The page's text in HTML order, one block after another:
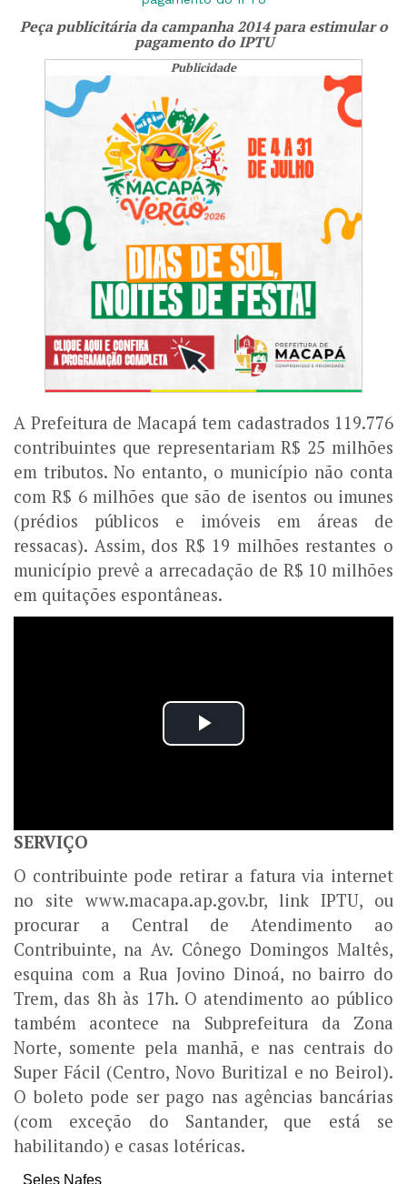
Peça publicitária da campanha 2014 para estimular o
pagamento do IPTU
Publicidade
A Prefeitura de Macapá tem cadastrados 119.776
contribuintes que representariam R$ 25 milhões
em tributos. No entanto, o município não conta
com R$ 6 milhões que são de isentos ou imunes
(prédios públicos e imóveis em áreas de
ressacas). Assim, dos R$ 19 milhões restantes o
município prevê a arrecadação de R$ 10 milhões
em quitações espontâneas.
SERVIÇO
O contribuinte pode retirar a fatura via internet
no site www.macapa.ap.gov.br, link IPTU, ou
procurar a Central de Atendimento ao
Contribuinte, na Av. Cônego Domingos Maltês,
esquina com a Rua Jovino Dinoá, no bairro do
Trem, das 8h às 17h. O atendimento ao público
também acontece na Subprefeitura da Zona
Norte, somente pela manhã, e nas centrais do
Super Fácil (Centro, Novo Buritizal e no Beirol).
O boleto pode ser pago nas agências bancárias
(com exceção do Santander, que está se
habilitando) e casas lotéricas.
Seles Nafes